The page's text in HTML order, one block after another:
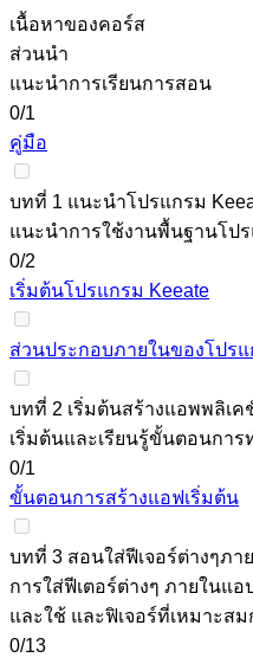
เนื้อหาของคอร์ส
ส่วนนำ
แนะนำการเรียนการสอน
0/1
คู่มือ
บทที่ 1 แนะนำโปรแกรม
แนะนำการใช้งานพื้นฐานโป
0/2
เริ่มต้นโปรแกรม Keeate
ส่วนประกอบภายในของโปรแ
บทที่ 2 เริ่มต้นสร้างแอพพลิเค
เริ่มต้นและเรียนรู้ขั้นตอนกา
0/1
ขั้นตอนการสร้างแอฟเริ่มต้น
บทที่ 3 สอนใส่ฟีเจอร์ต่างๆภา
การใส่ฟีเตอร์ต่างๆ ภายในแอ
และใช้ และฟิเจอร์ที่เหมาะส
0/13